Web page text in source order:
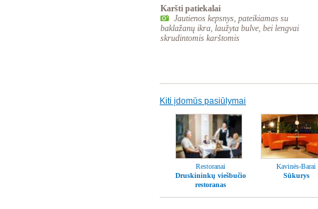
Karšti patiekalai
Jautienos kepsnys, pateikiamas su
baklažanų ikra, laužyta bulve, bei lengvai
skrudintomis karštomis
Kiti įdomūs pasiūlymai
Restoranai
Druskininkų viešbučio
restoranas
Kavinės-Barai
Sūkurys